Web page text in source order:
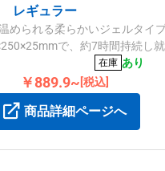
レギュラー
められる柔らかいジェルタイ
で、約7時間持続し
在庫 あり
￥889.9~ [税込]
商品詳細ページへ